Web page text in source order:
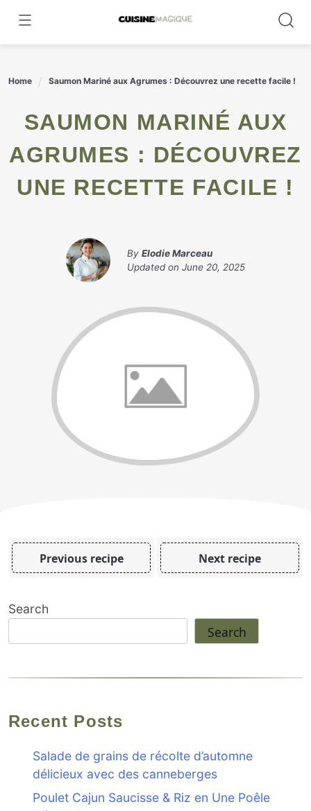
content
Home Saumon Mariné aux Agrumes : Découvrez une recette facile !
SAUMON MARINÉ AUX
AGRUMES : DÉCOUVREZ
UNE RECETTE FACILE !
By Elodie Marceau
Updated on June 20, 2025
Previous recipe Next recipe
Search
Search
Recent Posts
Salade de grains de récolte d’automne
délicieux avec des canneberges
Poulet Cajun Saucisse & Riz en Une Poêle